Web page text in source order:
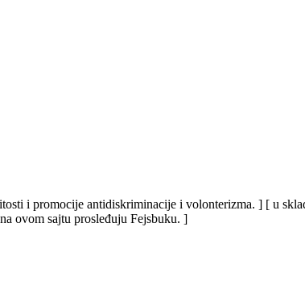
i promocije antidiskriminacije i volonterizma. ] [ u
ovom sajtu prosleđuju Fejsbuku. ]